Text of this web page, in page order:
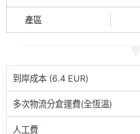
產區
到岸成本 (6.4 EUR)
多次物流分倉運費(全恆溫)
人工費